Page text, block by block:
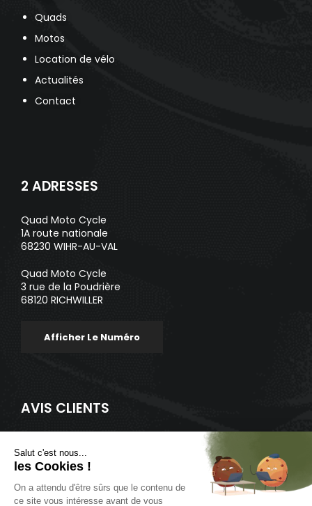
Quads
Motos
Location de vélo
Actualités
Contact
2 ADRESSES
Quad Moto Cycle
1A route nationale
68230 WIHR-AU-VAL
Quad Moto Cycle
3 rue de la Poudrière
68120 RICHWILLER
Afficher Le Numéro
AVIS CLIENTS